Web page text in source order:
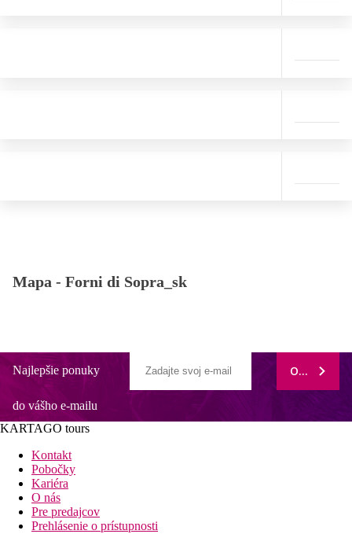
Mapa - Forni di Sopra_sk
Najlepšie ponuky
do vášho e-mailu
ODOBERAŤ
KARTAGO tours
Kontakt
Pobočky
Kariéra
O nás
Pre predajcov
Prehlásenie o prístupnosti